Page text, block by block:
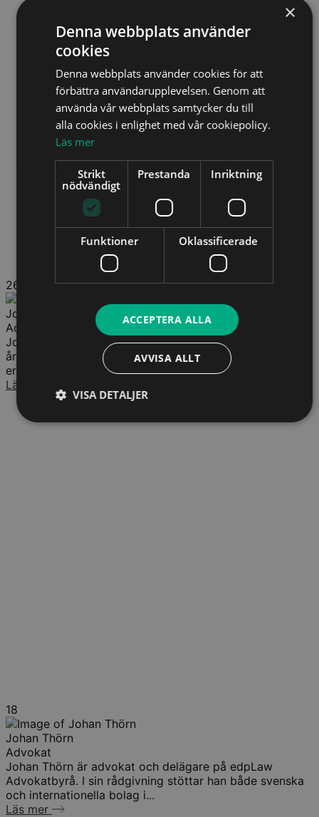
26
Johan Sundberg
Advokat
Johan Sundberg är advokat vid edpLaw med mer än 20
års erfarenhet inom dataskydd och arbetsrätt.Han är
erkänd bland Sveriges...
Läs mer
18
Johan Thörn
Advokat
Johan Thörn är advokat och delägare på edpLaw
Advokatbyrå. I sin rådgivning stöttar han både svenska
och internationella bolag i...
Läs mer
×
Denna webbplats använder
cookies
Denna webbplats använder cookies för att
förbättra användarupplevelsen. Genom att
använda vår webbplats samtycker du till
alla cookies i enlighet med vår cookiepolicy.
Läs mer
Strikt
nödvändigt
Prestanda Inriktning
Funktioner Oklassificerade
ACCEPTERA ALLA
AVVISA ALLT
VISA DETALJER